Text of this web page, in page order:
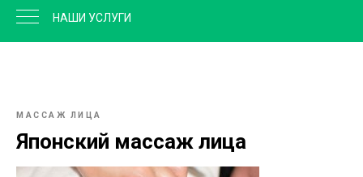
НАШИ УСЛУГИ
МАССАЖ ЛИЦА
Японский массаж лица